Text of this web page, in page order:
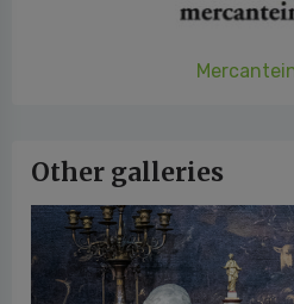
Other galleries